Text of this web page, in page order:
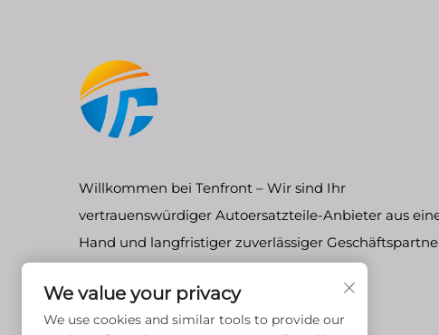
Willkommen bei Tenfront – Wir sind Ihr
vertrauenswürdiger Autoersatzteile-Anbieter aus
Hand und langfristiger zuverlässiger
We value your privacy
We use cookies and similar tools to provide our